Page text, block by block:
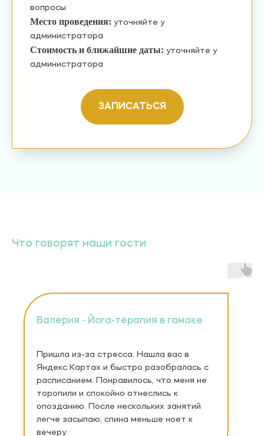
вопросы
Место проведения: уточняйте у
администратора
Стоимость и ближайшие даты: уточняйте у
администратора
ЗАПИСАТЬСЯ
Что говорят наши гости
Валерия - Йога-терапия в гамаке
Пришла из-за стресса. Нашла вас в
Яндекс Картах и быстро разобралась с
расписанием. Понравилось, что меня не
торопили и спокойно отнеслись к
опозданию. После нескольких занятий
легче засыпаю, спина меньше ноет к
вечеру.
Подробнее о
ЙОГА + ЦИГУН
7200руб./мес
3 тарифа